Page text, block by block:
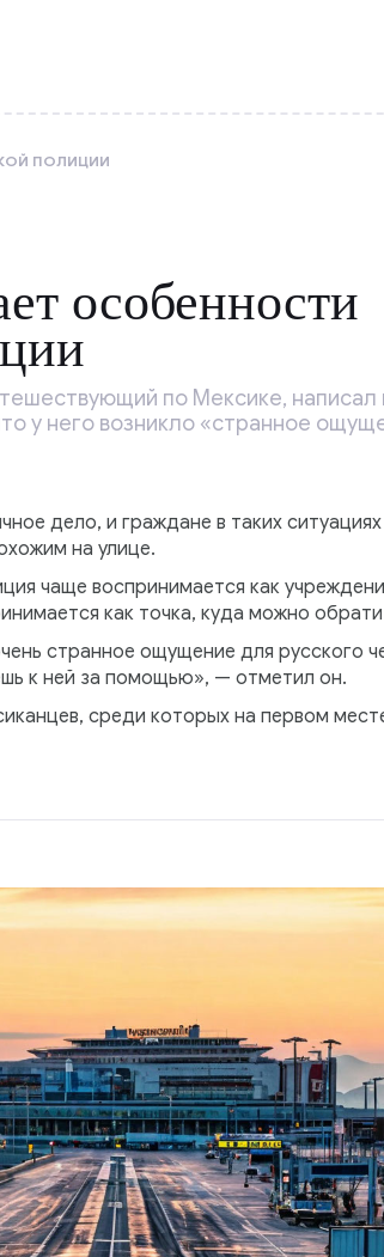
ПОЛИЦИИ
особенности
по Мексике, написал
у него возникло «странное
дело, и граждане в таких
на улице.
чаще воспринимается как
как точка, куда можно
странное ощущение для русского
к ней за помощью», — отметил он.
среди которых на первом